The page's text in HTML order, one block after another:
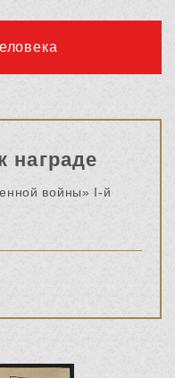
награде
войны» I-й